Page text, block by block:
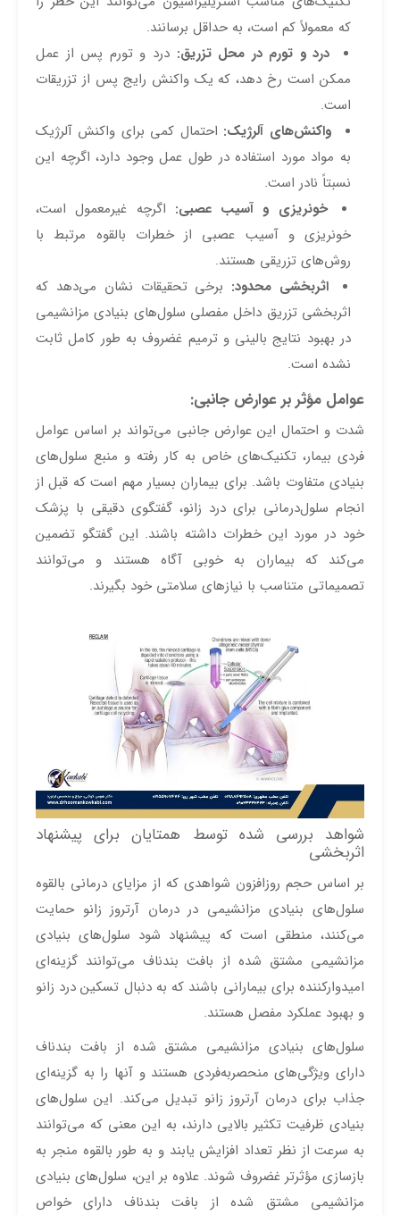
که معمولاً کم است، به حداقل برسانند.
درد و تورم در محل تزریق: درد و تورم پس از عمل
ممکن است رخ دهد، که یک واکنش رایج پس از تزریقات
است.
واکنش‌های آلرژیک: احتمال کمی برای واکنش آلرژیک
به مواد مورد استفاده در طول عمل وجود دارد، اگرچه این
نسبتاً نادر است.
خونریزی و آسیب عصبی: اگرچه غیرمعمول است،
خونریزی و آسیب عصبی از خطرات بالقوه مرتبط با
روش‌های تزریقی هستند.
اثربخشی محدود: برخی تحقیقات نشان می‌دهد که
اثربخشی تزریق داخل مفصلی سلول‌های بنیادی مزانشیمی
در بهبود نتایج بالینی و ترمیم غضروف به طور کامل ثابت
نشده است.
عوامل مؤثر بر عوارض جانبی:
شدت و احتمال این عوارض جانبی می‌تواند بر اساس عوامل
فردی بیمار، تکنیک‌های خاص به کار رفته و منبع سلول‌های
بنیادی متفاوت باشد. برای بیماران بسیار مهم است که قبل از
انجام سلول‌درمانی برای درد زانو، گفتگوی دقیقی با پزشک
خود در مورد این خطرات داشته باشند. این گفتگو تضمین
می‌کند که بیماران به خوبی آگاه هستند و می‌توانند
تصمیماتی متناسب با نیازهای سلامتی خود بگیرند.
شواهد بررسی شده توسط همتایان برای پیشنهاد
اثربخشی
بر اساس حجم روزافزون شواهدی که از مزایای درمانی بالقوه
سلول‌های بنیادی مزانشیمی در درمان آرتروز زانو حمایت
می‌کنند، منطقی است که پیشنهاد شود سلول‌های بنیادی
مزانشیمی مشتق شده از بافت بندناف می‌توانند گزینه‌ای
امیدوارکننده برای بیمارانی باشند که به دنبال تسکین درد زانو
و بهبود عملکرد مفصل هستند.
سلول‌های بنیادی مزانشیمی مشتق شده از بافت بندناف
دارای ویژگی‌های منحصربه‌فردی هستند و آنها را به گزینه‌ای
جذاب برای درمان آرتروز زانو تبدیل می‌کند. این سلول‌های
بنیادی ظرفیت تکثیر بالایی دارند، به این معنی که می‌توانند
به سرعت از نظر تعداد افزایش یابند و به طور بالقوه منجر به
بازسازی مؤثرتر غضروف شوند. علاوه بر این، سلول‌های بنیادی
مزانشیمی مشتق شده از بافت بندناف دارای خواص